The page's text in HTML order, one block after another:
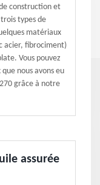
construction et
types de
matériaux
acier, fibrociment)
Vous pouvez
nous avons eu
grâce à notre
assurée